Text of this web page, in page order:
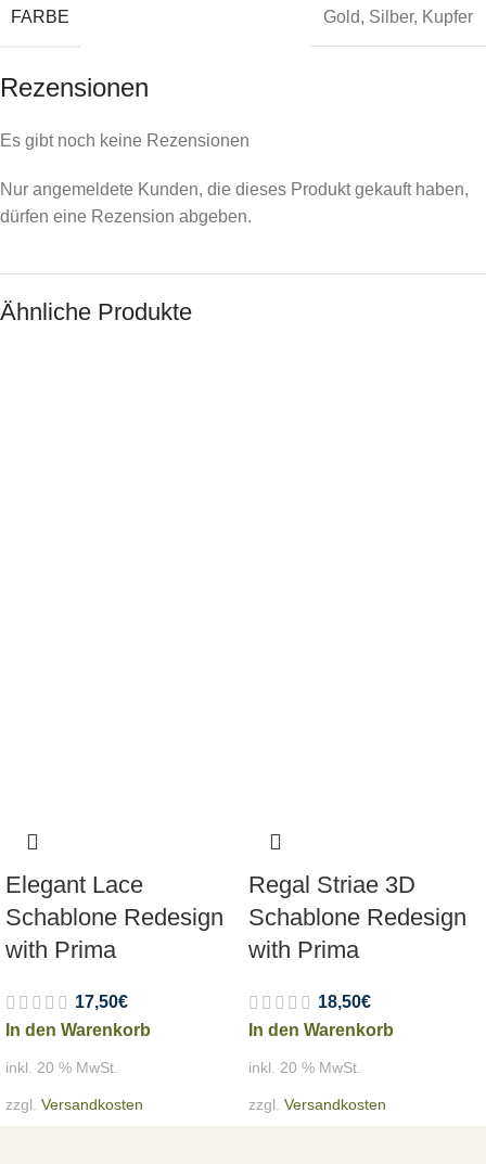
FARBE Gold, Silber, Kupfer
Rezensionen
Es gibt noch keine Rezensionen
Nur angemeldete Kunden, die dieses Produkt gekauft haben,
dürfen eine Rezension abgeben.
Ähnliche Produkte
Elegant Lace
Schablone Redesign
with Prima
17,50€
In den Warenkorb
inkl. 20 % MwSt.
zzgl. Versandkosten
Regal Striae 3D
Schablone Redesign
with Prima
18,50€
In den Warenkorb
inkl. 20 % MwSt.
zzgl. Versandkosten